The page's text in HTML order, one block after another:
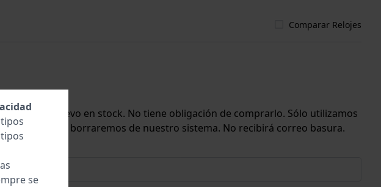
Comparar Relojes
de nuevo en stock. No tiene obligación de comprarlo. Sólo utilizamos
después, la borraremos de nuestro sistema. No recibirá correo basura.
se